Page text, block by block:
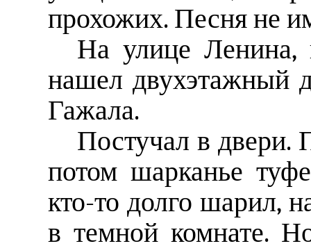
прохожих. Песня не
На улице Ленина,
нашел двухэтажный
Гажала.
Постучал в двери.
потом шарканье
кто-то долго шарил,
в темной комнате.